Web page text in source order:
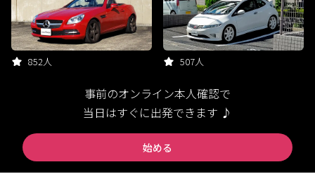
852人 507人
事前のオンライン本人確認で
当日はすぐに出発できます ♪
始める